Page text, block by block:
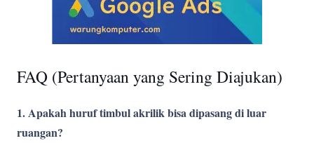
FAQ (Pertanyaan yang Sering Diajukan)
1. Apakah huruf timbul akrilik bisa dipasang di luar
ruangan?